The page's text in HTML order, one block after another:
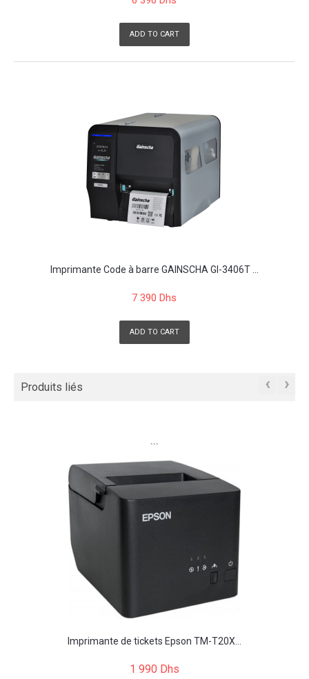
ADD TO CART
Imprimante Code à barre GAINSCHA GI-3406T ...
7 390 Dhs
ADD TO CART
Produits liés ‹ ›
```
Imprimante de tickets Epson TM-T20X...
1 990 Dhs